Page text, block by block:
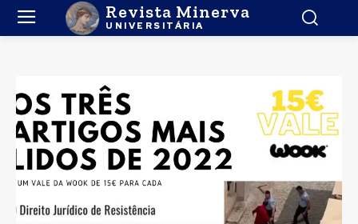
Revista Minerva
UNIVERSITÁRIA